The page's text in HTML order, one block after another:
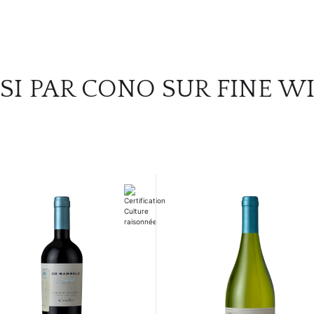
PAR CONO SUR FINE